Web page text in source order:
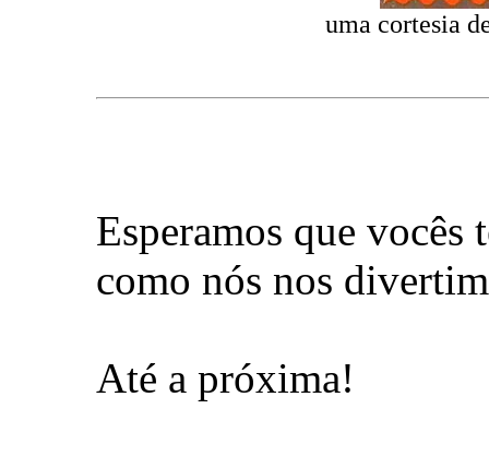
uma cortesia
Esperamos que vocês
como nós nos
Até a próxima!